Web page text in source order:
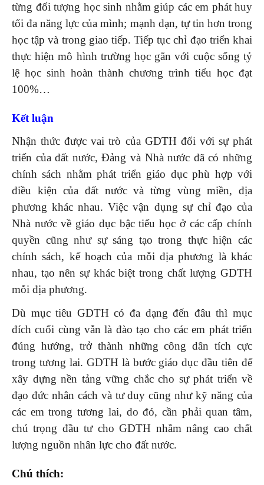
từng đối tượng học sinh nhằm giúp các em phát huy
tối đa năng lực của mình; mạnh dạn, tự tin hơn trong
học tập và trong giao tiếp. Tiếp tục chỉ đạo triển khai
thực hiện mô hình trường học gắn với cuộc sống tỷ
lệ học sinh hoàn thành chương trình tiểu học đạt
100%…
Kết luận
Nhận thức được vai trò của GDTH đối với sự phát
triển của đất nước, Đảng và Nhà nước đã có những
chính sách nhằm phát triển giáo dục phù hợp với
điều kiện của đất nước và từng vùng miền, địa
phương khác nhau. Việc vận dụng sự chỉ đạo của
Nhà nước về giáo dục bậc tiểu học ở các cấp chính
quyền cũng như sự sáng tạo trong thực hiện các
chính sách, kế hoạch của mỗi địa phương là khác
nhau, tạo nên sự khác biệt trong chất lượng GDTH
mỗi địa phương.
Dù mục tiêu GDTH có đa dạng đến đâu thì mục
đích cuối cùng vẫn là đào tạo cho các em phát triển
đúng hướng, trở thành những công dân tích cực
trong tương lai. GDTH là bước giáo dục đầu tiên để
xây dựng nền tảng vững chắc cho sự phát triển về
đạo đức nhân cách và tư duy cũng như kỹ năng của
các em trong tương lai, do đó, cần phải quan tâm,
chú trọng đầu tư cho GDTH nhằm nâng cao chất
lượng nguồn nhân lực cho đất nước.
Chú thích: